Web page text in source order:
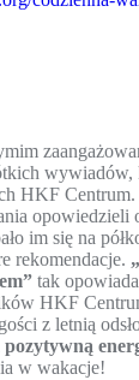
wywiadów,
HKF
opowiedzieli
im się na
rekomendacje.
tak
HKF
z letnią
w wakacje!